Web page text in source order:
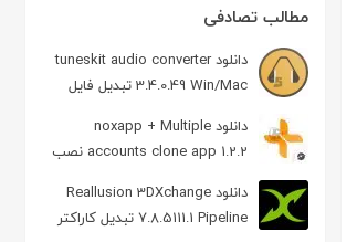
مطالب تصادفی
دانلود tuneskit audio converter
3.4.0.49 Win/Mac تبدیل فایل
صوتی و حذف قفل DRM
دانلود noxapp + Multiple
accounts clone app 1.2.2 نصب
چندین نسخه از یک برنامه در اندروید
دانلود Reallusion 3DXchange
7.8.5111.1 Pipeline تبدیل کاراکتر